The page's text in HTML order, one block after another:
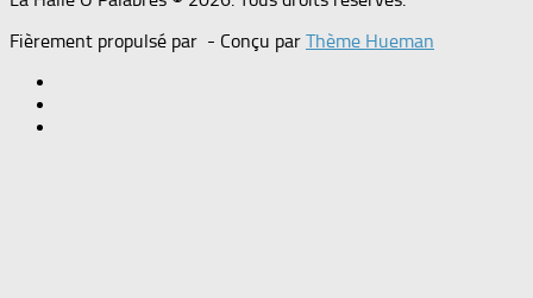
Fièrement propulsé par - Conçu par Thème Hueman